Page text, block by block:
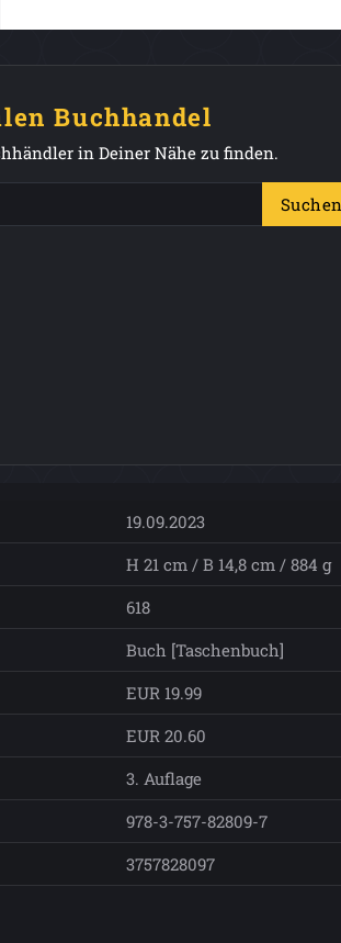
Buchhandel
in Deiner Nähe zu finden.
Suchen
19.09.2023
H 21 cm / B 14,8 cm / 884 g
618
Buch [Taschenbuch]
EUR 19.99
EUR 20.60
3. Auflage
978-3-757-82809-7
3757828097